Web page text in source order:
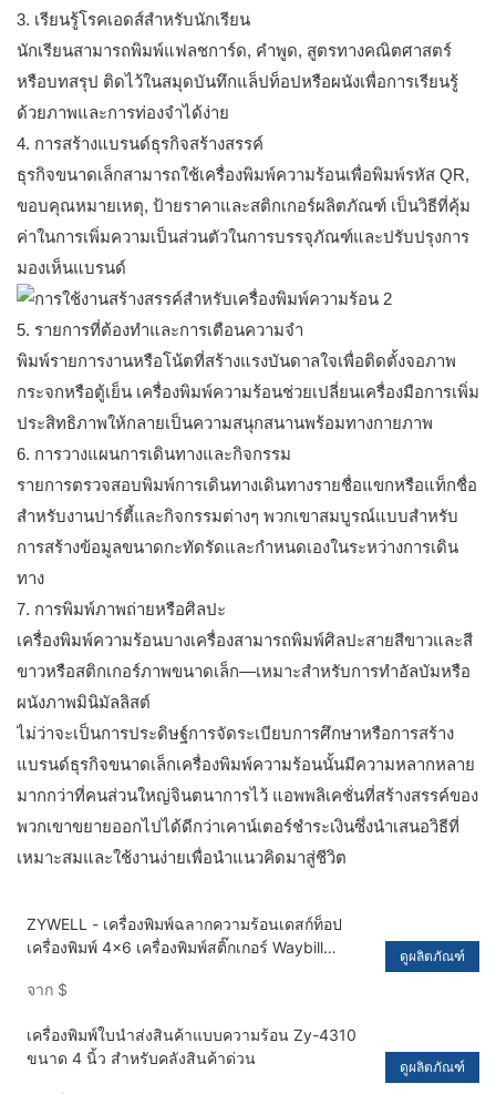
3. เรียนรู้โรคเอดส์สำหรับนักเรียน
นักเรียนสามารถพิมพ์แฟลชการ์ด, คำพูด, สูตรทางคณิตศาสตร์
หรือบทสรุป ติดไว้ในสมุดบันทึกแล็ปท็อปหรือผนังเพื่อการเรียนรู้
ด้วยภาพและการท่องจำได้ง่าย
4. การสร้างแบรนด์ธุรกิจสร้างสรรค์
ธุรกิจขนาดเล็กสามารถใช้เครื่องพิมพ์ความร้อนเพื่อพิมพ์รหัส QR,
ขอบคุณหมายเหตุ, ป้ายราคาและสติกเกอร์ผลิตภัณฑ์ เป็นวิธีที่คุ้ม
ค่าในการเพิ่มความเป็นส่วนตัวในการบรรจุภัณฑ์และปรับปรุงการ
มองเห็นแบรนด์
5. รายการที่ต้องทำและการเตือนความจำ
พิมพ์รายการงานหรือโน้ตที่สร้างแรงบันดาลใจเพื่อติดตั้งจอภาพ
กระจกหรือตู้เย็น เครื่องพิมพ์ความร้อนช่วยเปลี่ยนเครื่องมือการเพิ่ม
ประสิทธิภาพให้กลายเป็นความสนุกสนานพร้อมทางกายภาพ
6. การวางแผนการเดินทางและกิจกรรม
รายการตรวจสอบพิมพ์การเดินทางเดินทางรายชื่อแขกหรือแท็กชื่อ
สำหรับงานปาร์ตี้และกิจกรรมต่างๆ พวกเขาสมบูรณ์แบบสำหรับ
การสร้างข้อมูลขนาดกะทัดรัดและกำหนดเองในระหว่างการเดิน
ทาง
7. การพิมพ์ภาพถ่ายหรือศิลปะ
เครื่องพิมพ์ความร้อนบางเครื่องสามารถพิมพ์ศิลปะสายสีขาวและสี
ขาวหรือสติกเกอร์ภาพขนาดเล็ก—เหมาะสำหรับการทำอัลบัมหรือ
ผนังภาพมินิมัลลิสต์
ไม่ว่าจะเป็นการประดิษฐ์การจัดระเบียบการศึกษาหรือการสร้าง
แบรนด์ธุรกิจขนาดเล็กเครื่องพิมพ์ความร้อนนั้นมีความหลากหลาย
มากกว่าที่คนส่วนใหญ่จินตนาการไว้ แอพพลิเคชั่นที่สร้างสรรค์ของ
พวกเขาขยายออกไปได้ดีกว่าเคาน์เตอร์ชำระเงินซึ่งนำเสนอวิธีที่
เหมาะสมและใช้งานง่ายเพื่อนำแนวคิดมาสู่ชีวิต
ZYWELL - เครื่องพิมพ์ฉลากความร้อนเดสก์ท็อป
เครื่องพิมพ์ 4x6 เครื่องพิมพ์สติ๊กเกอร์ Waybill
usb+bt
จาก $
ดูผลิตภัณฑ์
เครื่องพิมพ์ใบนำส่งสินค้าแบบความร้อน Zy-4310
ขนาด 4 นิ้ว สำหรับคลังสินค้าด่วน
ดูผลิตภัณฑ์